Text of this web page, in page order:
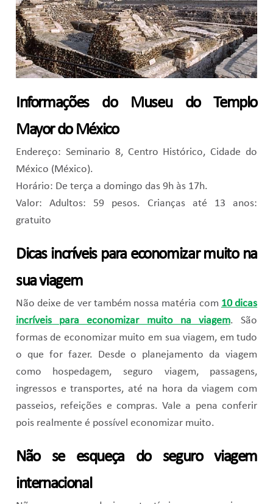
Informações do Museu do Templo
Mayor do México
Endereço: Seminario 8, Centro Histórico, Cidade do
México (México).
Horário: De terça a domingo das 9h às 17h.
Valor: Adultos: 59 pesos. Crianças até 13 anos:
gratuito
Dicas incríveis para economizar muito na
sua viagem
Não deixe de ver também nossa matéria com 10 dicas
incríveis para economizar muito na viagem. São
formas de economizar muito em sua viagem, em tudo
o que for fazer. Desde o planejamento da viagem
como hospedagem, seguro viagem, passagens,
ingressos e transportes, até na hora da viagem com
passeios, refeições e compras. Vale a pena conferir
pois realmente é possível economizar muito.
Não se esqueça do seguro viagem
internacional